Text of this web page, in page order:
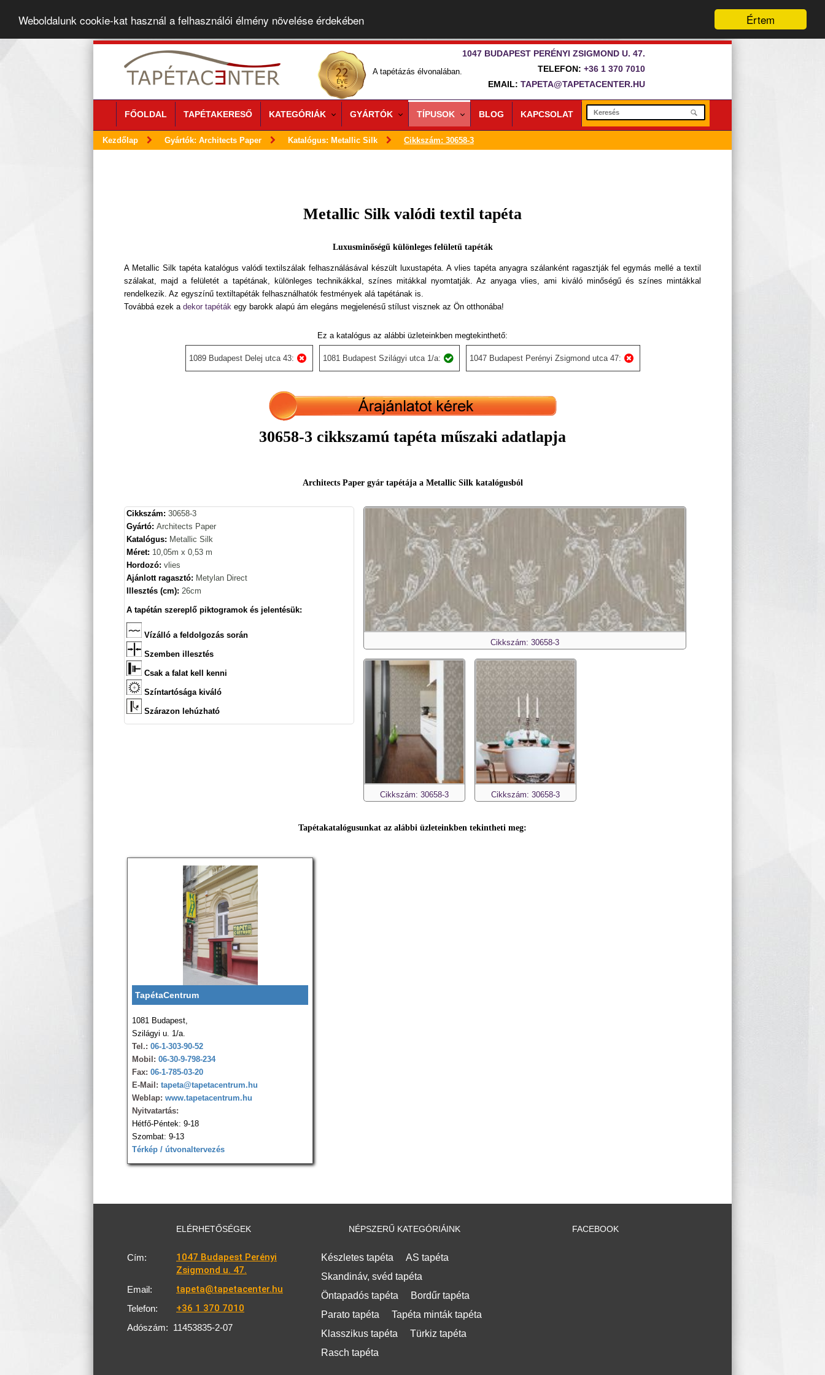
Értem
Weboldalunk cookie-kat használ a felhasználói élmény növelése érdekében
A tapétázás élvonalában.
1047 BUDAPEST PERÉNYI ZSIGMOND U. 47.
TELEFON: +36 1 370 7010
EMAIL: TAPETA@TAPETACENTER.HU
FŐOLDAL TAPÉTAKERESŐ KATEGÓRIÁK GYÁRTÓK TÍPUSOK BLOG KAPCSOLAT
Kezdőlap Gyártók: Architects Paper Katalógus: Metallic Silk Cikkszám: 30658-3
Metallic Silk valódi textil tapéta
Luxusminőségű különleges felületű tapéták
A Metallic Silk tapéta katalógus valódi textilszálak felhasználásával készült luxustapéta. A vlies tapéta anyagra szálanként ragasztják fel egymás mellé a textil
szálakat, majd a felületét a tapétának, különleges technikákkal, színes mitákkal nyomtatják. Az anyaga vlies, ami kiváló minőségű és színes mintákkal
rendelkezik. Az egyszínű textiltapéták felhasználhatók festmények alá tapétának is.
Továbbá ezek a dekor tapéták egy barokk alapú ám elegáns megjelenésű stílust visznek az Ön otthonába!
Ez a katalógus az alábbi üzleteinkben megtekinthető:
1089 Budapest Delej utca 43: 1081 Budapest Szilágyi utca 1/a: 1047 Budapest Perényi Zsigmond utca 47:
30658-3 cikkszamú tapéta műszaki adatlapja
Architects Paper gyár tapétája a Metallic Silk katalógusból
Cikkszám: 30658-3
Gyártó: Architects Paper
Katalógus: Metallic Silk
Méret: 10,05m x 0,53 m
Hordozó: vlies
Ajánlott ragasztó: Metylan Direct
Illesztés (cm): 26cm
A tapétán szereplő piktogramok és jelentésük:
Vízálló a feldolgozás során
Szemben illesztés
Csak a falat kell kenni
Színtartósága kiváló
Szárazon lehúzható
Cikkszám: 30658-3
Cikkszám: 30658-3 Cikkszám: 30658-3
Tapétakatalógusunkat az alábbi üzleteinkben tekintheti meg:
TapétaCentrum
1081 Budapest,
Szilágyi u. 1/a.
Tel.: 06-1-303-90-52
Mobil: 06-30-9-798-234
Fax: 06-1-785-03-20
E-Mail: tapeta@tapetacentrum.hu
Weblap: www.tapetacentrum.hu
Nyitvatartás:
Hétfő-Péntek: 9-18
Szombat: 9-13
Térkép / útvonaltervezés
ELÉRHETŐSÉGEK
Cím:
1047 Budapest Perényi
Zsigmond u. 47.
Email: tapeta@tapetacenter.hu
Telefon: +36 1 370 7010
Adószám: 11453835-2-07
NÉPSZERŰ KATEGÓRIÁINK
Készletes tapéta
AS tapéta
Skandináv, svéd tapéta
Öntapadós tapéta
Bordűr tapéta
Parato tapéta
Tapéta minták tapéta
Klasszikus tapéta
Türkiz tapéta
Rasch tapéta
FACEBOOK